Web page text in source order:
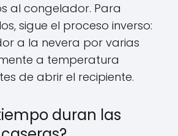
al congelador. Para
sigue el proceso inverso:
a la nevera por varias
a temperatura
de abrir el recipiente.
duran las